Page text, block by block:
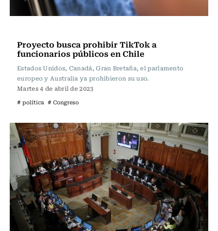
Proyecto busca prohibir TikTok a
funcionarios públicos en Chile
Estados Unidos, Canadá, Gran Bretaña, el parlamento
europeo y Australia ya prohibieron su uso.
Martes 4 de abril de 2023
# política # Congreso